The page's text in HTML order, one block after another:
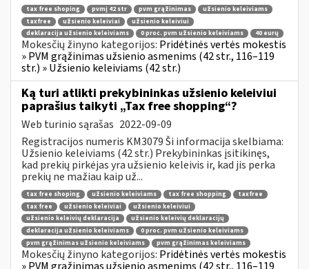
tax free shoping pvmį 42 str pvm grąžinimas
užsienio keleiviams
taxfree
užsienio keleiviai
užsienio keleiviui
deklaracija užsienio keleiviams
0 proc. pvm užsienio keleiviams 40 eurų
Mokesčių žinyno kategorijos: Pridėtinės vertės mokestis
» PVM grąžinimas užsienio asmenims (42 str., 116–119
str.) » Užsienio keleiviams (42 str.)
Ką turi atlikti prekybininkas užsienio keleiviui
paprašius taikyti „Tax free shopping“?
Web turinio sąrašas 2022-09-09
Registracijos numeris KM3079 Ši informacija skelbiama:
Užsienio keleiviams (42 str.) Prekybininkas įsitikinęs,
kad prekių pirkėjas yra užsienio keleivis ir, kad jis perka
prekių ne mažiau kaip už...
tax free shoping užsienio keleiviams tax free shopping
taxfree
tax free
užsienio keleiviai
užsienio keleiviui
užsienio keleivių deklaracija
užsienio keleivių deklaracijų
deklaracija užsienio keleiviams
0 proc. pvm užsienio keleiviams
pvm grąžinimas užsienio keleiviams
pvm grąžinimas keleiviams
Mokesčių žinyno kategorijos: Pridėtinės vertės mokestis